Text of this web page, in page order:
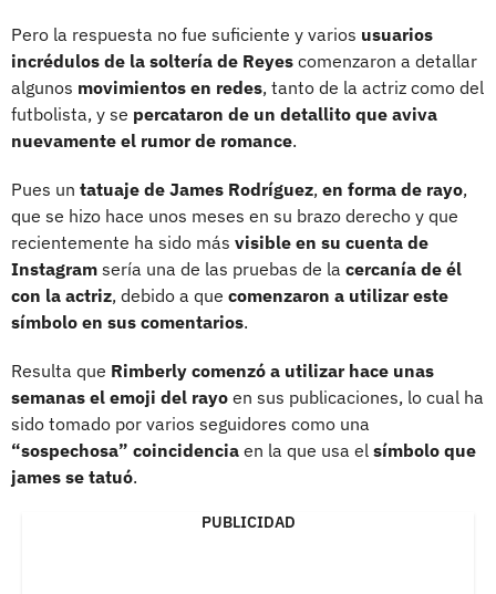
Pero la respuesta no fue suficiente y varios usuarios
incrédulos de la soltería de Reyes comenzaron a detallar
algunos movimientos en redes, tanto de la actriz como del
futbolista, y se percataron de un detallito que aviva
nuevamente el rumor de romance.
Pues un tatuaje de James Rodríguez, en forma de rayo,
que se hizo hace unos meses en su brazo derecho y que
recientemente ha sido más visible en su cuenta de
Instagram sería una de las pruebas de la cercanía de él
con la actriz, debido a que comenzaron a utilizar este
símbolo en sus comentarios.
Resulta que Rimberly comenzó a utilizar hace unas
semanas el emoji del rayo en sus publicaciones, lo cual ha
sido tomado por varios seguidores como una
“sospechosa” coincidencia en la que usa el símbolo que
james se tatuó.
PUBLICIDAD